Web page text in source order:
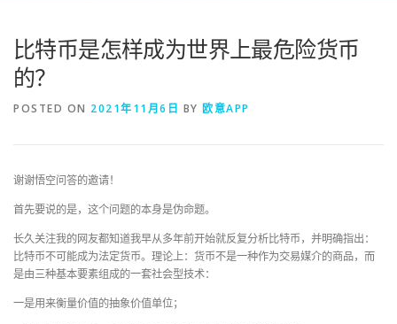
比特币是怎样成为世界上最危险货币
的？
POSTED ON 2021年11月6日 BY 欧意APP
谢谢悟空问答的邀请！
首先要说的是，这个问题的本身是伪命题。
长久关注我的网友都知道我早从多年前开始就反复分析比特币，并明确指出：
比特币不可能成为法定货币。理论上：货币不是一种作为交易媒介的商品，而
是由三种基本要素组成的一套社会型技术：
一是用来衡量价值的抽象价值单位；